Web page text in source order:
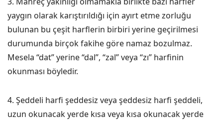
yaygın olarak karıştırıldığı için ayırt etme zorluğu
bulunan bu çeşit harflerin birbiri yerine geçirilmesi
durumunda birçok fakihe göre namaz bozulmaz.
Mesela “dat” yerine “dal”, “zal” veya “zı” harfinin
okunması böyledir.
4. Şeddeli harfi şeddesiz veya şeddesiz harfi şeddeli,
uzun okunacak yerde kısa veya kısa okunacak yerde